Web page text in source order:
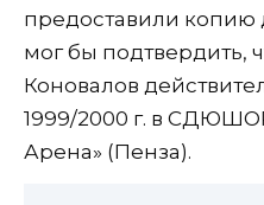
предоставили копию
мог бы подтвердить,
Коновалов
1999/2000 г. в
Арена» (Пенза).